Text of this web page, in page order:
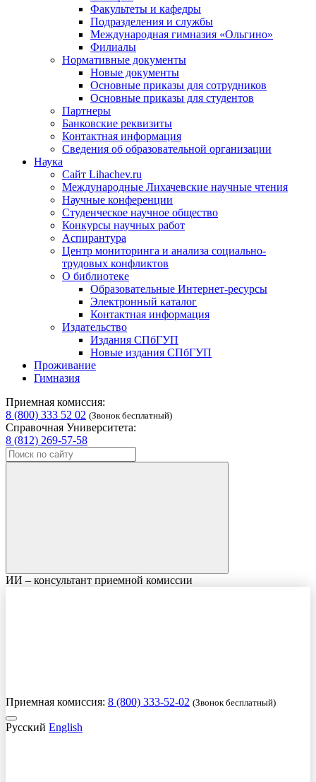
Факультеты и кафедры
Подразделения и службы
Международная гимназия «Ольгино»
Филиалы
Нормативные документы
Новые документы
Основные приказы для сотрудников
Основные приказы для студентов
Партнеры
Банковские реквизиты
Контактная информация
Сведения об образовательной организации
Наука
Сайт Lihachev.ru
Международные Лихачевские научные чтения
Научные конференции
Студенческое научное общество
Конкурсы научных работ
Аспирантура
Центр мониторинга и анализа социально-
трудовых конфликтов
О библиотеке
Образовательные Интернет-ресурсы
Электронный каталог
Контактная информация
Издательство
Издания СПбГУП
Новые издания СПбГУП
Проживание
Гимназия
Приемная комиссия:
8 (800) 333 52 02 (Звонок бесплатный)
Справочная Университета:
8 (812) 269-57-58
ИИ – консультант приемной комиссии
Приемная комиссия: 8 (800) 333-52-02 (Звонок бесплатный)
Русский English